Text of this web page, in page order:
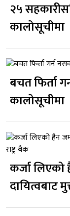
२५
कालोसूचीमा
बचत फिर्ता
कालोसूचीमा
कर्जा लिएको
दायित्वबाट